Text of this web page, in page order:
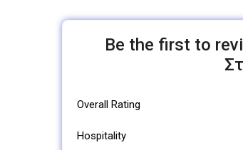
Be the first to
Overall Rating
Hospitality